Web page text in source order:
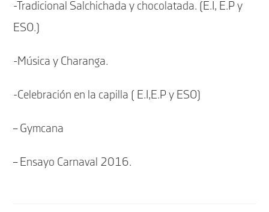
-Tradicional Salchichada y chocolatada. (E.I, E.P y
ESO.)
-Música y Charanga.
-Celebración en la capilla ( E.I,E.P y ESO)
– Gymcana
– Ensayo Carnaval 2016.